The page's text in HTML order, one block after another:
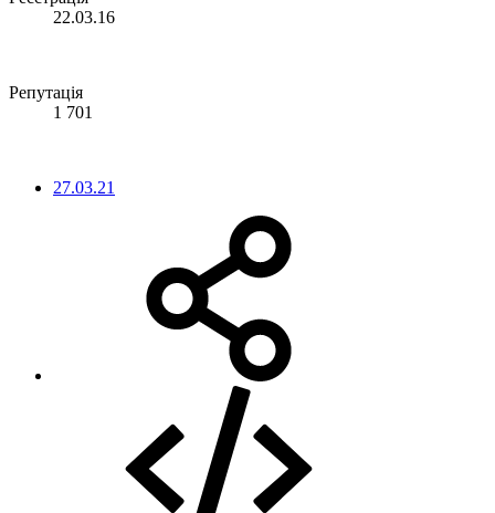
22.03.16
Репутація
1 701
27.03.21